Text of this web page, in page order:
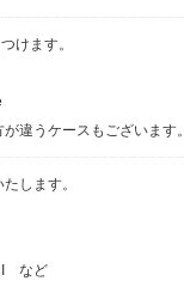
けます。
違うケースもございます。
します。
など